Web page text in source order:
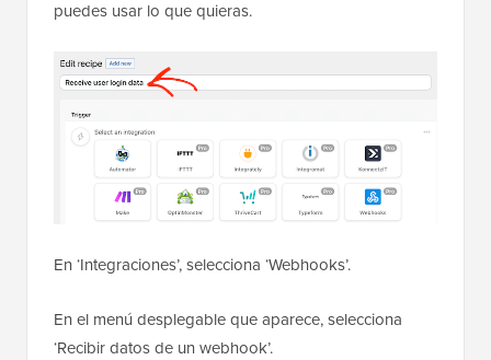
puedes usar lo que quieras.
En ‘Integraciones’, selecciona ‘Webhooks’.
En el menú desplegable que aparece, selecciona
‘Recibir datos de un webhook’.